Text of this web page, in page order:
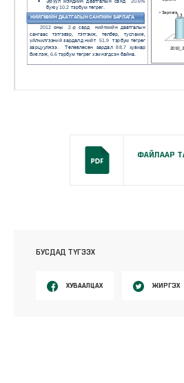
ФАЙЛААР
БУСДАД ТҮГЭЭХ
ХУВААЛЦАХ ЖИРГЭХ